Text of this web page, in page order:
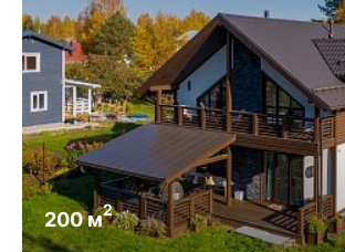
200 м2